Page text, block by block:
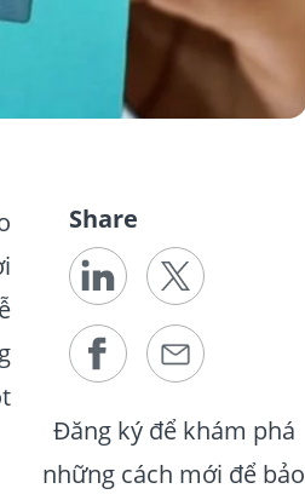
Share
Đăng ký để khám phá
những cách mới để bảo